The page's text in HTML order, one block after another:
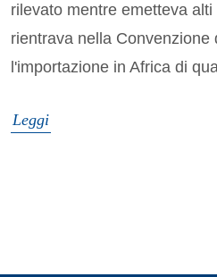
rilevato mentre emetteva
rientrava nella Convenzione
l'importazione in Africa di
Leggi